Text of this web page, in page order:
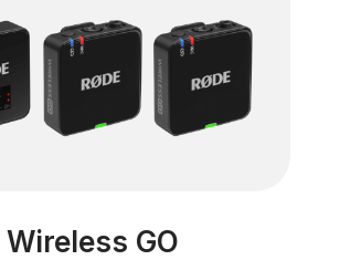
Wireless GO